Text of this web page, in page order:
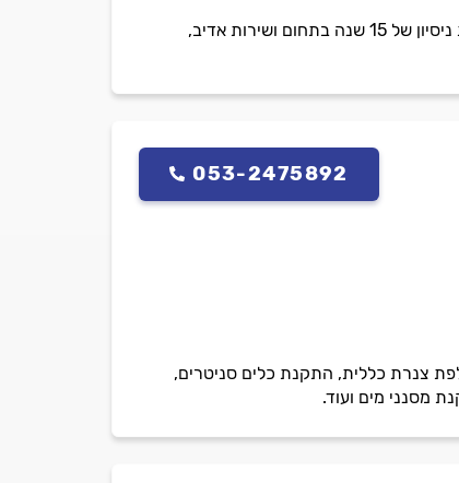
חברת D&M מתמחה באיתור נזילות ע'י טכנולוגיה מתקדמת, בדיקת רטיבות, טיפול וייבוש באופן ייסודי. בעלת ניסיון של 15 שנה בתחום ושירות אדיב,
053-2475892
צנרת כללית, התקנת כלים סניטרים,
מסנני מים ועוד.